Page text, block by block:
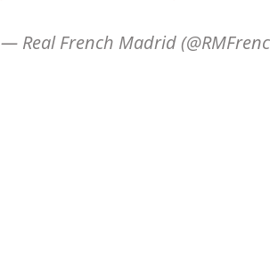
— Real French Madrid